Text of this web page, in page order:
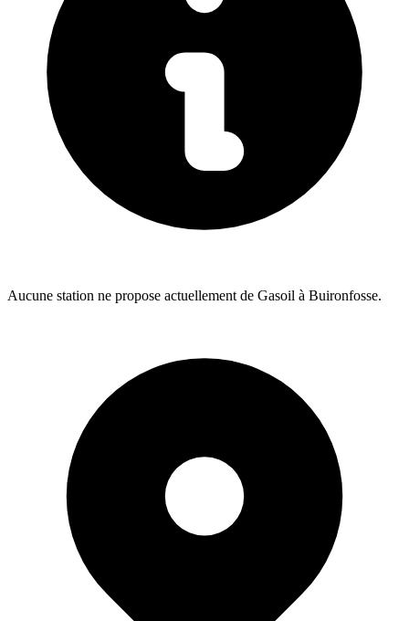
Aucune station ne propose actuellement de Gasoil à Buironfosse.